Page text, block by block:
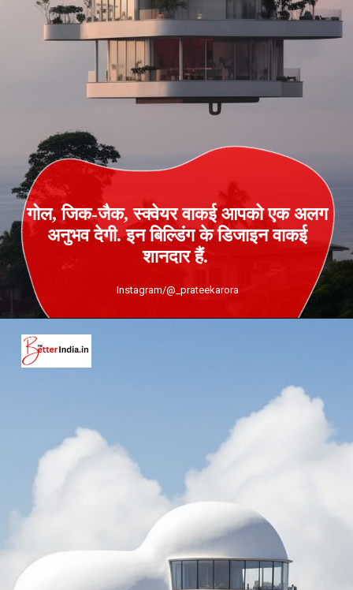
गोल, जिक-जैक, स्‍क्‍वेयर वाकई आपको एक अलग
अनुभव देगी. इन बिल्डिंग के डिजाइन वाकई
शानदार हैं.
Instagram/@_prateekarora